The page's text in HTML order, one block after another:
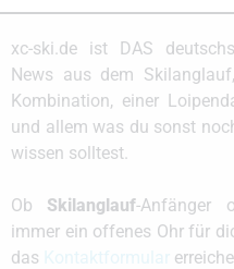
xc-ski.de ist DAS
News aus dem
Kombination, einer
und allem was du sonst
wissen solltest.
Ob Skilanglauf-Anfänger
immer ein offenes Ohr für
das